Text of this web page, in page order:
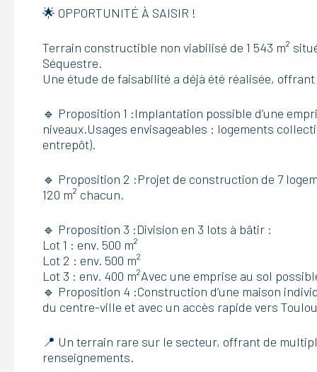
🌟 OPPORTUNITÉ À SAISIR !
Terrain constructible non viabilisé de 1 543 m²
Séquestre.
Une étude de faisabilité a déjà été réalisée,
🔹 Proposition 1 :Implantation possible d’une
niveaux.Usages envisageables : logements
entrepôt).
🔹 Proposition 2 :Projet de construction de 7
120 m² chacun.
🔹 Proposition 3 :Division en 3 lots à bâtir :
Lot 1 : env. 500 m²
Lot 2 : env. 500 m²
Lot 3 : env. 400 m²Avec une emprise au sol
🔹 Proposition 4 :Construction d’une maison
du centre-ville et avec un accès rapide vers
📍 Un terrain rare sur le secteur, offrant de
renseignements.